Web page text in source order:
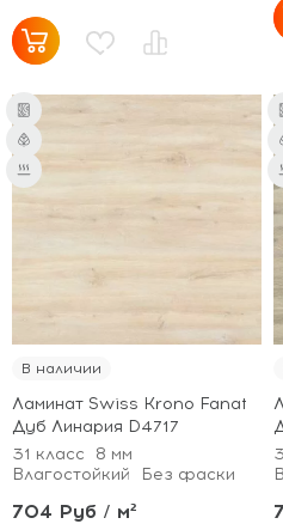
В наличии
Ламинат Swiss Krono Fanat
Дуб Линария D4717
31 класс
8 мм
Влагостойкий
Без фаски
704 Руб / м²